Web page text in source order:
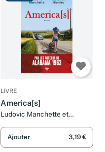
LIVRE
America[s]
Ludovic Manchette et
Ajouter 3,19 €